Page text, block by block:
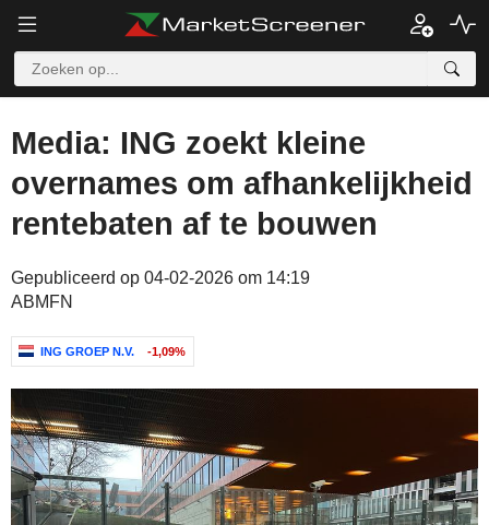
Media: ING zoekt kleine
overnames om afhankelijkheid
rentebaten af te bouwen
Gepubliceerd op 04-02-2026 om 14:19
ABMFN
ING GROEP N.V. -1,09%